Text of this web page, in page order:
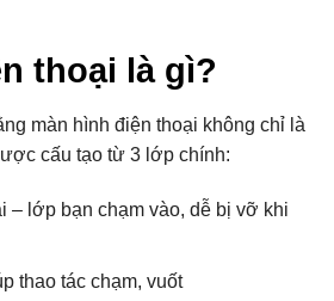
thoại là gì?
màn hình điện thoại không chỉ là
cấu tạo từ 3 lớp chính:
– lớp bạn chạm vào, dễ bị vỡ khi
thao tác chạm, vuốt